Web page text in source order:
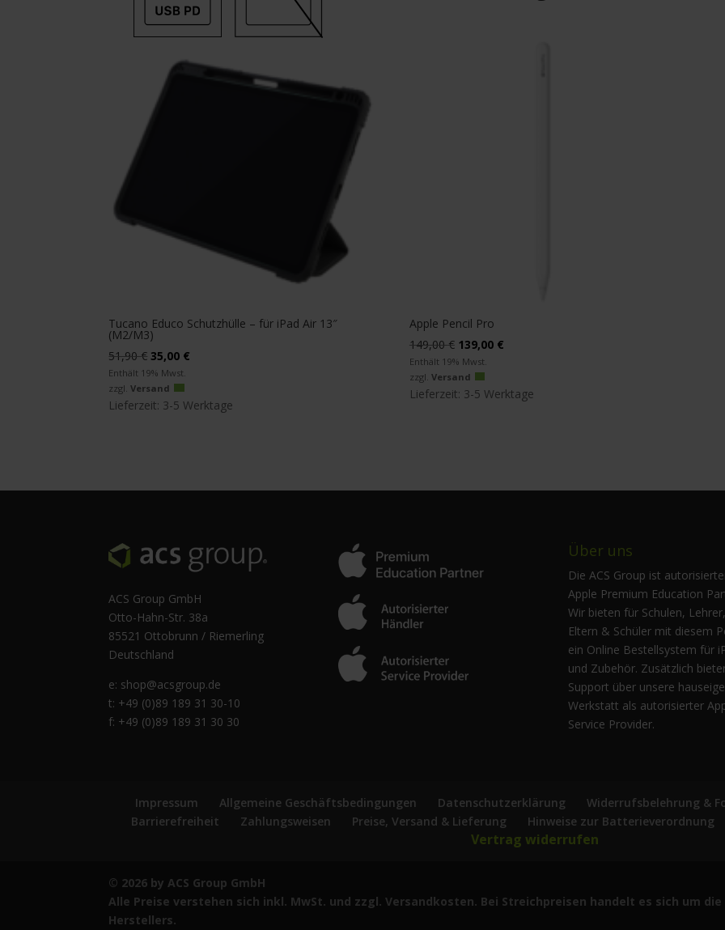
Tucano Educo Schutzhülle – für iPad Air 13″
(M2/M3)
51,90€ Ursprünglicher
Preis
war:
51,90 €
35,00 €
35,00 €.
Enthält 19% Mwst.
zzgl.Versand
Lieferzeit: 3-5 Werktage
Apple Pencil Pro
149,00€ Ursprünglicher
Preis
war:
149,00 €
139,00 €Aktueller
139,00 €.
Enthält 19% Mwst.
zzgl. Versand
Lieferzeit: 3-5 Werktage
ACS Group GmbH
Otto-Hahn-Str. 38a
85521 Ottobrunn / Riemerling
Deutschland
e: shop@acsgroup.de
t: +49 (0)89 189 31 30-10
f: +49 (0)89 189 31 30 30
Über uns
Die ACS Group ist
Apple Premium Education
Wir bieten für Schulen, Lehrer,
Eltern & Schüler mit diesem
ein Online Bestellsystem für
und Zubehör. Zusätzlich
Support über unsere
Werkstatt als autorisierter
Service Provider.
Impressum Allgemeine Geschäftsbedingungen Datenschutzerklärung
Widerrufsbelehrung &
Barrierefreiheit
Zahlungsweisen Preise, Versand & Lieferung Hinweise zur Batterieverordnung
Vertrag widerrufen
© 2026 by ACS Group GmbH
Alle Preise verstehen sich inkl. MwSt. und zzgl. Versandkosten. Bei Streichpreisen handelt es sich um
Herstellers.